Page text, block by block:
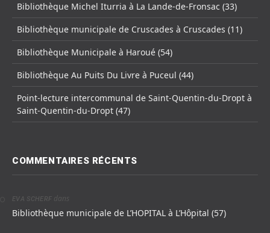
Bibliothèque Michel Iturria à La Lande-de-Fronsac (33)
Bibliothèque municipale de Cruscades à Cruscades (11)
Bibliothèque Municipale à Haroué (54)
Bibliothèque Au Puits Du Livre à Puceul (44)
Point-lecture intercommunal de Saint-Quentin-du-Dropt à
Saint-Quentin-du-Dropt (47)
COMMENTAIRES RÉCENTS
EVA SCHERF dans
Bibliothèque municipale de L’HOPITAL à L’Hôpital (57)